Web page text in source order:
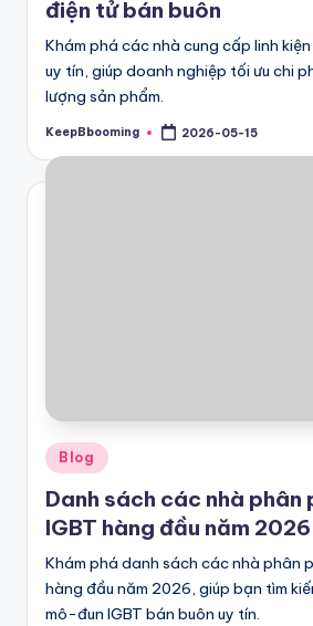
điện tử bán buôn
Khám phá các nhà cung cấp linh
uy tín, giúp doanh nghiệp tối ưu chi
lượng sản phẩm.
Posted
KeepBbooming 2026-05-15
Posted
in
Blog
Danh sách các nhà phân
IGBT hàng đầu năm 2026
Khám phá danh sách các nhà phân
hàng đầu năm 2026, giúp bạn tìm
mô-đun IGBT bán buôn uy tín.